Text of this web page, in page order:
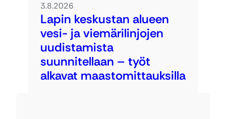
3.8.2026
Lapin keskustan alueen
vesi- ja viemärilinjojen
uudistamista
suunnitellaan – työt
alkavat maastomittauksilla